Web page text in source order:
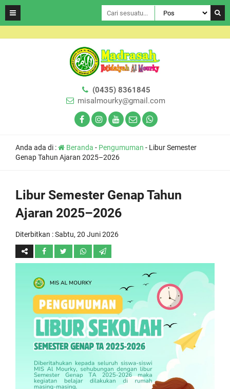
(0435) 8361845
misalmourky@gmail.com
Anda ada di : Beranda - Pengumuman - Libur Semester
Genap Tahun Ajaran 2025–2026
Libur Semester Genap Tahun
Ajaran 2025–2026
Diterbitkan :Sabtu, 20 Juni 2026